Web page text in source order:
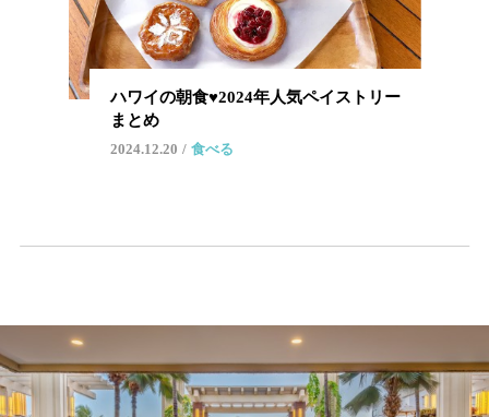
ハワイの朝食♥2024年人気ペイストリー
まとめ
2024.12.20 食べる